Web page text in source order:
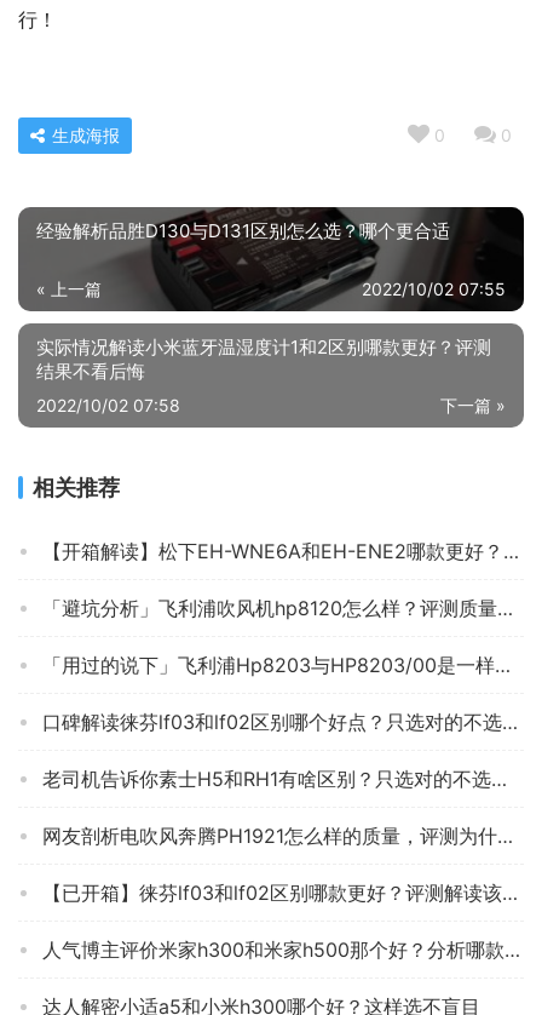
行！
0 0
生成海报
经验解析品胜D130与D131区别怎么选？哪个更合适
« 上一篇 2022/10/02 07:55
实际情况解读小米蓝牙温湿度计1和2区别哪款更好？评测
结果不看后悔
下一篇 »
2022/10/02 07:58
相关推荐
【开箱解读】松下EH-WNE6A和EH-ENE2哪款更好？良心点评配置区别
「避坑分析」飞利浦吹风机hp8120怎么样？评测质量好不好
「用过的说下」飞利浦Hp8203与HP8203/00是一样吗？哪个性价比高、质量更好
口碑解读徕芬lf03和lf02区别哪个好点？只选对的不选贵的
老司机告诉你素士H5和RH1有啥区别？只选对的不选贵的
网友剖析电吹风奔腾PH1921怎么样的质量，评测为什么这样？
【已开箱】徕芬lf03和lf02区别哪款更好？评测解读该怎么选
人气博主评价米家h300和米家h500那个好？分析哪款更适合你
达人解密小适a5和小米h300哪个好？这样选不盲目